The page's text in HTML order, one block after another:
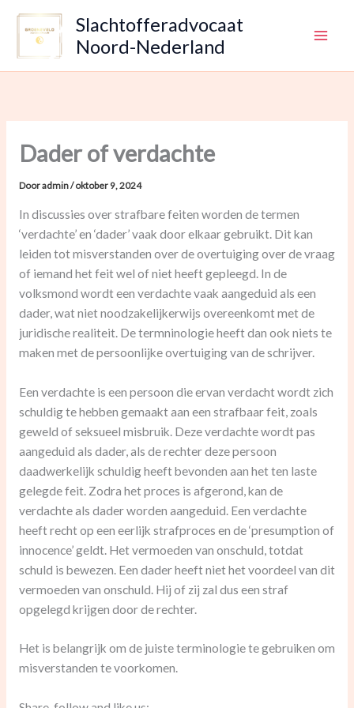
inhoud
Slachtofferadvocaat
Noord-Nederland
Dader of verdachte
Dooradmin/oktober 9, 2024
In discussies over strafbare feiten worden de termen
‘verdachte’ en ‘dader’ vaak door elkaar gebruikt. Dit kan
leiden tot misverstanden over de overtuiging over de vraag
of iemand het feit wel of niet heeft gepleegd. In de
volksmond wordt een verdachte vaak aangeduid als een
dader, wat niet noodzakelijkerwijs overeenkomt met de
juridische realiteit. De termninologie heeft dan ook niets te
maken met de persoonlijke overtuiging van de schrijver.
Een verdachte is een persoon die ervan verdacht wordt zich
schuldig te hebben gemaakt aan een strafbaar feit, zoals
geweld of seksueel misbruik. Deze verdachte wordt pas
aangeduid als dader, als de rechter deze persoon
daadwerkelijk schuldig heeft bevonden aan het ten laste
gelegde feit. Zodra het proces is afgerond, kan de
verdachte als dader worden aangeduid. Een verdachte
heeft recht op een eerlijk strafproces en de ‘presumption of
innocence’ geldt. Het vermoeden van onschuld, totdat
schuld is bewezen. Een dader heeft niet het voordeel van dit
vermoeden van onschuld. Hij of zij zal dus een straf
opgelegd krijgen door de rechter.
Het is belangrijk om de juiste terminologie te gebruiken om
misverstanden te voorkomen.